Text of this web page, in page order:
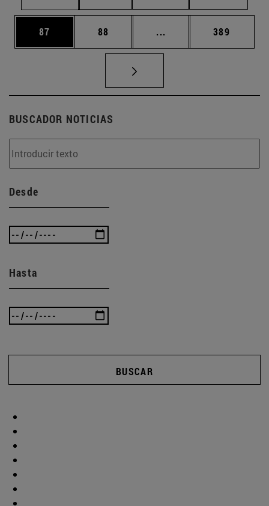
Página
87 Página
88 ... Páginas intermedias
Página
389
BUSCADOR NOTICIAS
Desde
Hasta
BUSCAR